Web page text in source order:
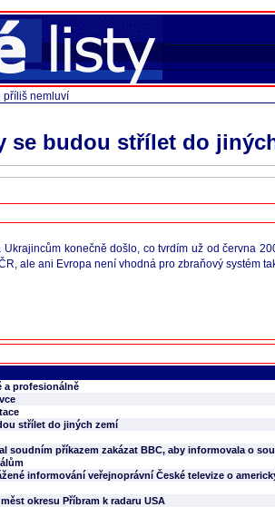
příliš nemluví
se budou střílet do
konečně došlo, co tvrdím už od června
ale ani Evropa není vhodná pro zbraňový systém
a profesionálně
střílet do jiných zemí
soudním příkazem zakázat BBC, aby informovala o
informování veřejnoprávní České televize o
okresu Příbram k radaru USA